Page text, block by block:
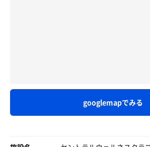
googlemapでみる